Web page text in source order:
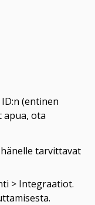
(entinen
apua, ota
tarvittavat
> Integraatiot.